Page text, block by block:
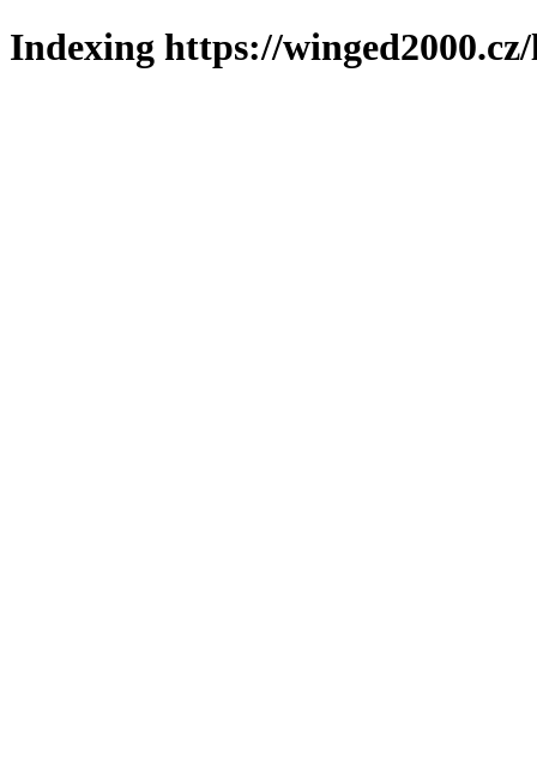
Indexing https://